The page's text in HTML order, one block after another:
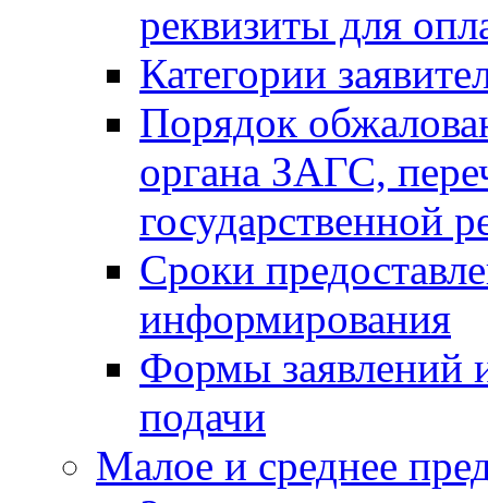
реквизиты для
Категории
Порядок
органа ЗАГС,
государственной
Сроки
информирования
Формы заявлений
подачи
Малое и среднее